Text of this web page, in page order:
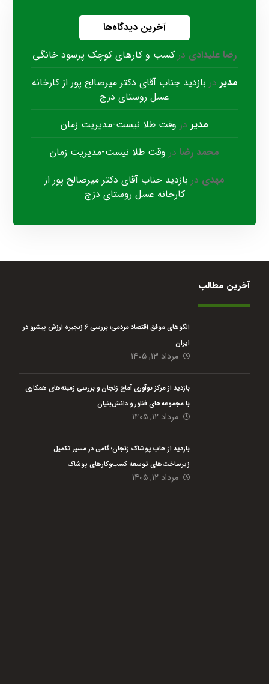
آخرین دیدگاه‌ها
رضا علیدادی در کسب و کارهای کوچک پرسود خانگی
مدیر در بازدید جناب آقای دکتر میرصالح پور از کارخانه
عسل روستای دزج
مدیر در وقت طلا نیست-مدیریت زمان
محمد رضا در وقت طلا نیست-مدیریت زمان
مهدی در بازدید جناب آقای دکتر میرصالح پور از
کارخانه عسل روستای دزج
آخرین مطالب
الگوهای موفق اقتصاد مردمی؛ بررسی ۶ زنجیره ارزش پیشرو در
ایران
مرداد ۱۳, ۱۴۰۵
بازدید از مرکز نوآوری آماج زنجان و بررسی زمینه‌های همکاری
با مجموعه‌های فناور و دانش‌بنیان
مرداد ۱۲, ۱۴۰۵
بازدید از هاب پوشاک زنجان؛ گامی در مسیر تکمیل
زیرساخت‌های توسعه کسب‌وکارهای پوشاک
مرداد ۱۲, ۱۴۰۵